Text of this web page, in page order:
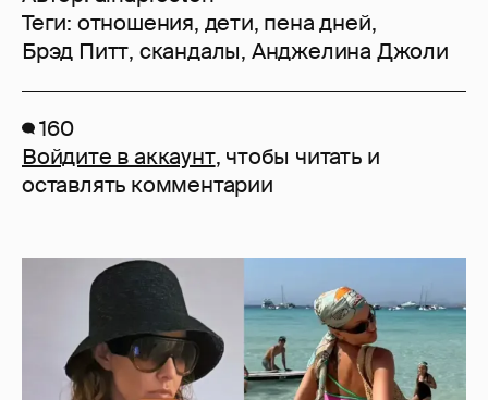
Теги: отношения, дети, пена дней,
Брэд Питт, скандалы, Анджелина Джоли
160
Войдите в аккаунт, чтобы читать и
оставлять комментарии